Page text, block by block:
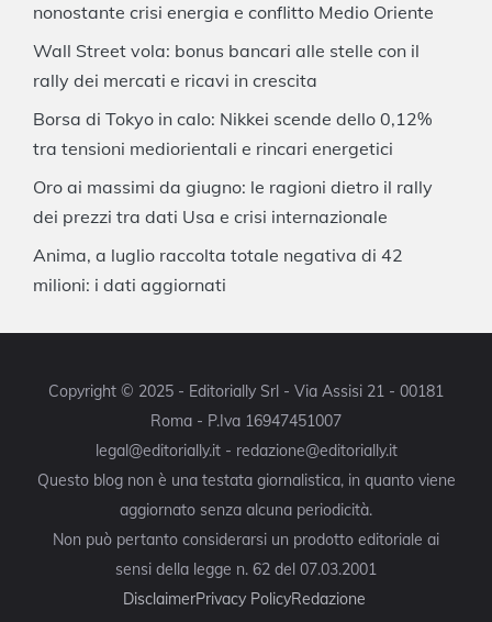
nonostante crisi energia e conflitto Medio Oriente
Wall Street vola: bonus bancari alle stelle con il
rally dei mercati e ricavi in crescita
Borsa di Tokyo in calo: Nikkei scende dello 0,12%
tra tensioni mediorientali e rincari energetici
Oro ai massimi da giugno: le ragioni dietro il rally
dei prezzi tra dati Usa e crisi internazionale
Anima, a luglio raccolta totale negativa di 42
milioni: i dati aggiornati
Copyright © 2025 - Editorially Srl - Via Assisi 21 - 00181
Roma - P.Iva 16947451007
legal@editorially.it - redazione@editorially.it
Questo blog non è una testata giornalistica, in quanto viene
aggiornato senza alcuna periodicità.
Non può pertanto considerarsi un prodotto editoriale ai
sensi della legge n. 62 del 07.03.2001
DisclaimerPrivacy PolicyRedazione